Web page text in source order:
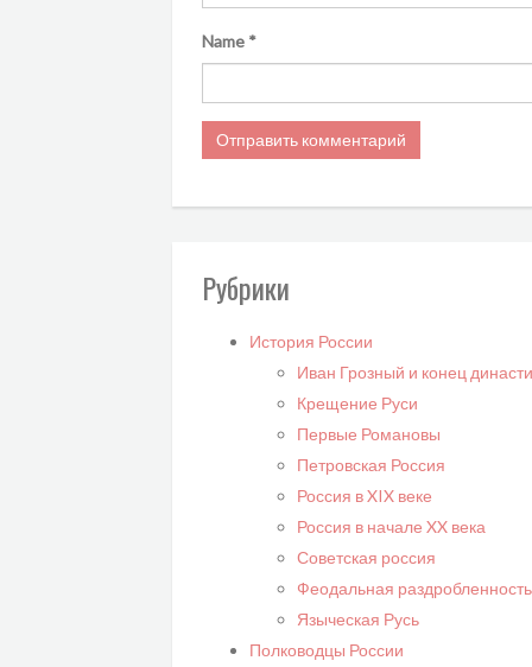
Name *
Рубрики
История России
Иван Грозный и конец
Крещение Руси
Первые Романовы
Петровская Россия
Россия в XIX веке
Россия в начале XX века
Советская россия
Феодальная раздробленность
Языческая Русь
Полководцы России